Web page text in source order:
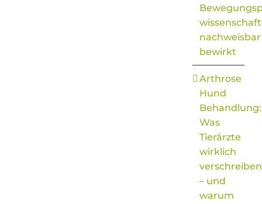
nachweisbar
bewirkt
Arthrose
Hund
Behandlung:
Was
Tierärzte
wirklich
verschreiben
– und
warum